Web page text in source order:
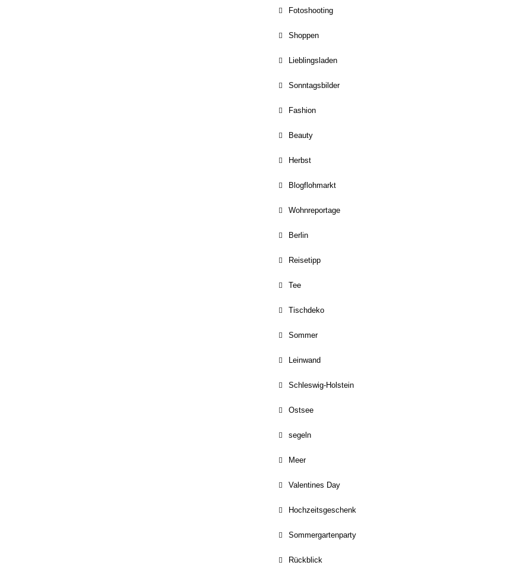
Fotoshooting
Shoppen
Lieblingsladen
Sonntagsbilder
Fashion
Beauty
Herbst
Blogflohmarkt
Wohnreportage
Berlin
Reisetipp
Tee
Tischdeko
Sommer
Leinwand
Schleswig-Holstein
Ostsee
segeln
Meer
Valentines Day
Hochzeitsgeschenk
Sommergartenparty
Rückblick